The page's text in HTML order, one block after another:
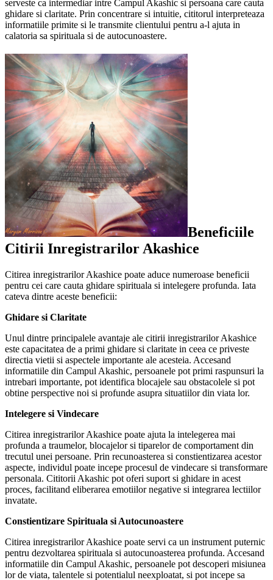
serveste ca intermediar intre Campul Akashic si persoana care cauta
ghidare si claritate. Prin concentrare si intuitie, cititorul interpreteaza
informatiile primite si le transmite clientului pentru a-l ajuta in
calatoria sa spirituala si de autocunoastere.
Beneficiile
Citirii Inregistrarilor Akashice
Citirea inregistrarilor Akashice poate aduce numeroase beneficii
pentru cei care cauta ghidare spirituala si intelegere profunda. Iata
cateva dintre aceste beneficii:
Ghidare si Claritate
Unul dintre principalele avantaje ale citirii inregistrarilor Akashice
este capacitatea de a primi ghidare si claritate in ceea ce priveste
directia vietii si aspectele importante ale acesteia. Accesand
informatiile din Campul Akashic, persoanele pot primi raspunsuri la
intrebari importante, pot identifica blocajele sau obstacolele si pot
obtine perspective noi si profunde asupra situatiilor din viata lor.
Intelegere si Vindecare
Citirea inregistrarilor Akashice poate ajuta la intelegerea mai
profunda a traumelor, blocajelor si tiparelor de comportament din
trecutul unei persoane. Prin recunoasterea si constientizarea acestor
aspecte, individul poate incepe procesul de vindecare si transformare
personala. Cititorii Akashic pot oferi suport si ghidare in acest
proces, facilitand eliberarea emotiilor negative si integrarea lectiilor
invatate.
Constientizare Spirituala si Autocunoastere
Citirea inregistrarilor Akashice poate servi ca un instrument puternic
pentru dezvoltarea spirituala si autocunoasterea profunda. Accesand
informatiile din Campul Akashic, persoanele pot descoperi misiunea
lor de viata, talentele si potentialul neexploatat, si pot incepe sa